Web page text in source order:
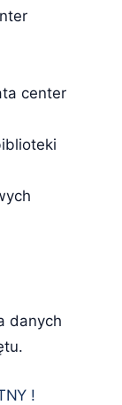
center
danych
!